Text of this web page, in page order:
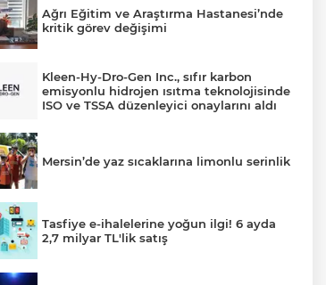
Ağrı Eğitim ve Araştırma Hastanesi’nde
kritik görev değişimi
Kleen-Hy-Dro-Gen Inc., sıfır karbon
emisyonlu hidrojen ısıtma teknolojisinde
ISO ve TSSA düzenleyici onaylarını aldı
Mersin’de yaz sıcaklarına limonlu serinlik
Tasfiye e-ihalelerine yoğun ilgi! 6 ayda
2,7 milyar TL'lik satış